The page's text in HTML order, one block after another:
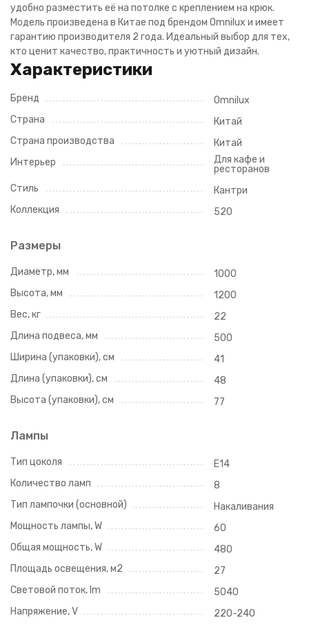
удобно разместить её на потолке с креплением на крюк.
Модель произведена в Китае под брендом Omnilux и имеет
гарантию производителя 2 года. Идеальный выбор для тех,
кто ценит качество, практичность и уютный дизайн.
Характеристики
Бренд
Omnilux
Страна
Китай
Страна производства
Китай
Интерьер
Для кафе и
ресторанов
Стиль
Кантри
Коллекция
520
Размеры
Диаметр, мм
1000
Высота, мм
1200
Вес, кг
22
Длина подвеса, мм
500
Ширина (упаковки), см
41
Длина (упаковки), см
48
Высота (упаковки), см
77
Лампы
Тип цоколя
E14
Количество ламп
8
Тип лампочки (основной)
Накаливания
Мощность лампы, W
60
Общая мощность, W
480
Площадь освещения, м2
27
Световой поток, lm
5040
Напряжение, V
220-240